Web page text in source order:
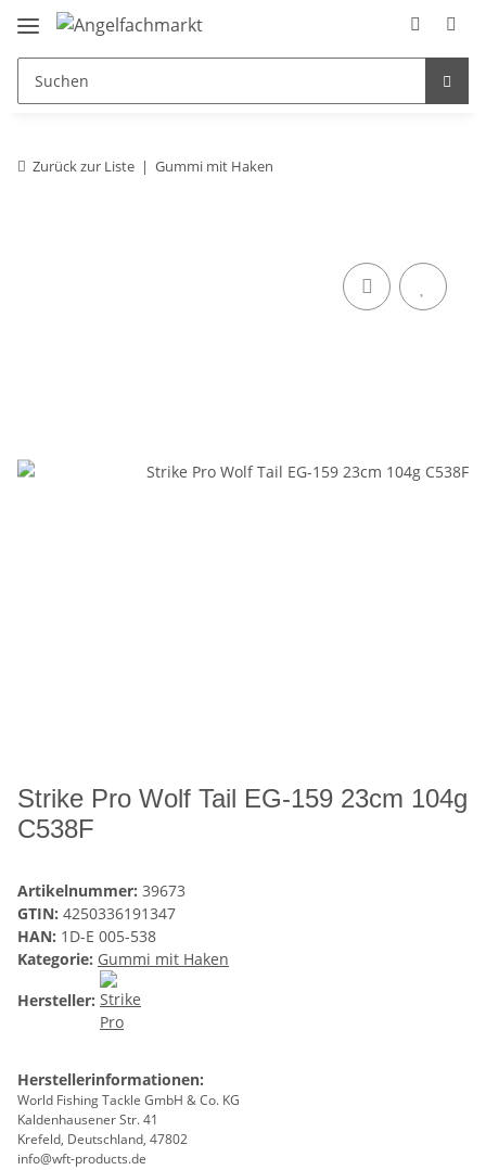
Zurück zur Liste Gummi mit Haken
Strike Pro Wolf Tail EG-159 23cm 104g
C538F
Artikelnummer: 39673
GTIN: 4250336191347
HAN: 1D-E 005-538
Kategorie: Gummi mit Haken
Hersteller:
Herstellerinformationen:
World Fishing Tackle GmbH & Co. KG
Kaldenhausener Str. 41
Krefeld, Deutschland, 47802
info@wft-products.de